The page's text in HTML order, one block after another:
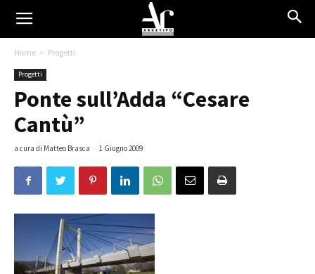
Home Progetti
Progetti
Ponte sull’Adda “Cesare
Cantù”
a cura di Matteo Brasca - 1 Giugno 2009